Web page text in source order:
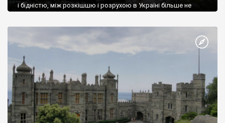
і бідністю, між розкішшю і розрухою в Україні більше не